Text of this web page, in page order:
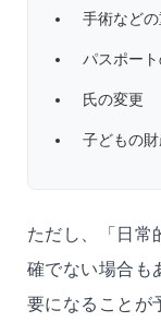
手術など
パスポー
氏の変更
子どもの
ただし、「日常
確でない場合も
要になることが